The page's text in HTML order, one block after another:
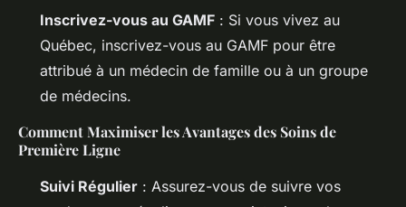
Inscrivez-vous au GAMF : Si vous vivez au
Québec, inscrivez-vous au GAMF pour être
attribué à un médecin de famille ou à un groupe
de médecins.
Comment Maximiser les Avantages des Soins de
Première Ligne
Suivi Régulier : Assurez-vous de suivre vos